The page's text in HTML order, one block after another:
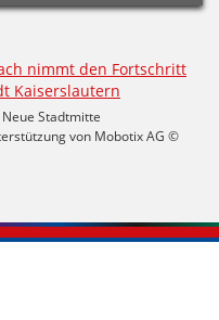
Stadtmitte
von Mobotix AG ©